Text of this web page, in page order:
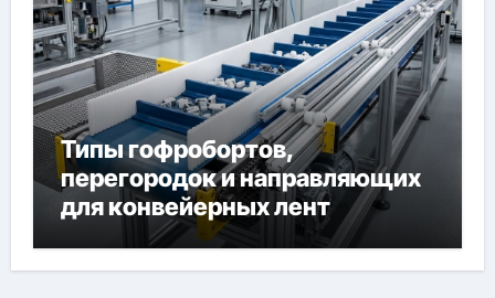
Типы гофробортов,
перегородок и направляющих
для конвейерных лент